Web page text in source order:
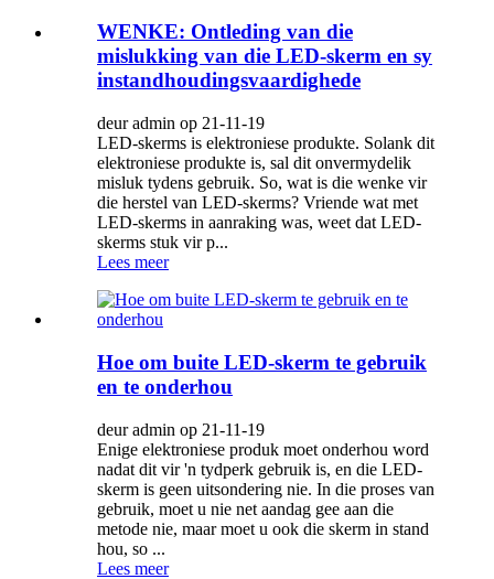
WENKE: Ontleding van die
mislukking van die LED-skerm en sy
instandhoudingsvaardighede
deur admin op 21-11-19
LED-skerms is elektroniese produkte. Solank dit
elektroniese produkte is, sal dit onvermydelik
misluk tydens gebruik. So, wat is die wenke vir
die herstel van LED-skerms? Vriende wat met
LED-skerms in aanraking was, weet dat LED-
skerms stuk vir p...
Lees meer
Hoe om buite LED-skerm te gebruik
en te onderhou
deur admin op 21-11-19
Enige elektroniese produk moet onderhou word
nadat dit vir 'n tydperk gebruik is, en die LED-
skerm is geen uitsondering nie. In die proses van
gebruik, moet u nie net aandag gee aan die
metode nie, maar moet u ook die skerm in stand
hou, so ...
Lees meer